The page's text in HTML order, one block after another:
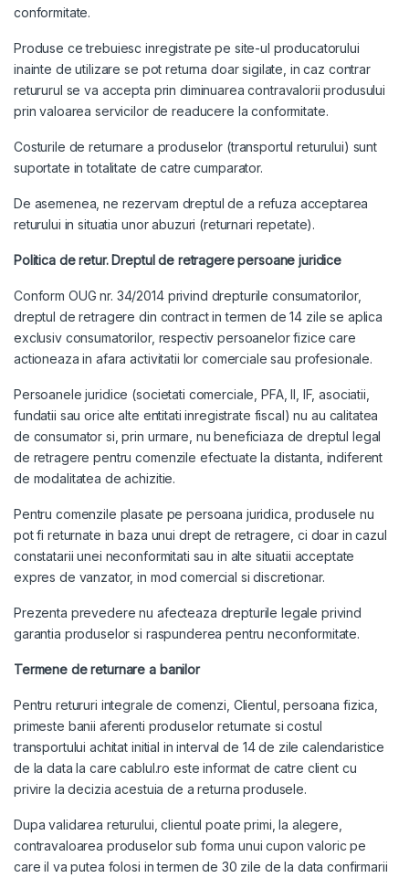
conformitate.
Produse ce trebuiesc inregistrate pe site-ul producatorului
inainte de utilizare se pot returna doar sigilate, in caz contrar
retururul se va accepta prin diminuarea contravalorii produsului
prin valoarea servicilor de readucere la conformitate.
Costurile de returnare a produselor (transportul returului) sunt
suportate in totalitate de catre cumparator.
De asemenea, ne rezervam dreptul de a refuza acceptarea
returului in situatia unor abuzuri (returnari repetate).
Politica de retur. Dreptul de retragere persoane juridice
Conform OUG nr. 34/2014 privind drepturile consumatorilor,
dreptul de retragere din contract in termen de 14 zile se aplica
exclusiv consumatorilor, respectiv persoanelor fizice care
actioneaza in afara activitatii lor comerciale sau profesionale.
Persoanele juridice (societati comerciale, PFA, II, IF, asociatii,
fundatii sau orice alte entitati inregistrate fiscal) nu au calitatea
de consumator si, prin urmare, nu beneficiaza de dreptul legal
de retragere pentru comenzile efectuate la distanta, indiferent
de modalitatea de achizitie.
Pentru comenzile plasate pe persoana juridica, produsele nu
pot fi returnate in baza unui drept de retragere, ci doar in cazul
constatarii unei neconformitati sau in alte situatii acceptate
expres de vanzator, in mod comercial si discretionar.
Prezenta prevedere nu afecteaza drepturile legale privind
garantia produselor si raspunderea pentru neconformitate.
Termene de returnare a banilor
Pentru retururi integrale de comenzi, Clientul, persoana fizica,
primeste banii aferenti produselor returnate si costul
transportului achitat initial in interval de 14 de zile calendaristice
de la data la care cablul.ro este informat de catre client cu
privire la decizia acestuia de a returna produsele.
Dupa validarea returului, clientul poate primi, la alegere,
contravaloarea produselor sub forma unui cupon valoric pe
care il va putea folosi in termen de 30 zile de la data confirmarii